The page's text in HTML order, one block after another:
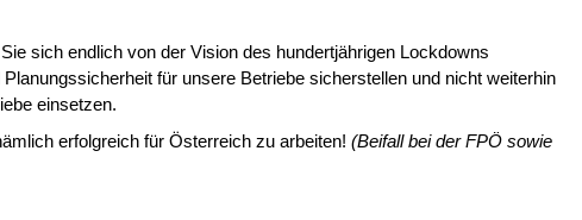
sich endlich von der Vision des hundertjäh­rigen Lockdowns
für un­sere Betriebe sicherstellen und nicht weiterhin
einsetzen.
erfolgreich für Österreich zu arbeiten! (Beifall bei der FPÖ sowie